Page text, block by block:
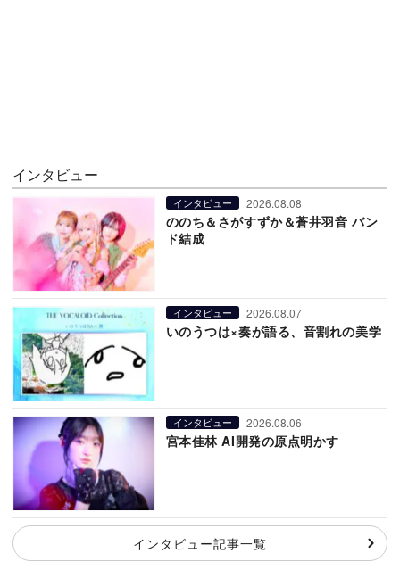
インタビュー
インタビュー 2026.08.08
ののち＆さがすずか＆蒼井羽音 バン
ド結成
インタビュー 2026.08.07
いのうつは×奏が語る、音割れの美学
インタビュー 2026.08.06
宮本佳林 AI開発の原点明かす
インタビュー記事一覧